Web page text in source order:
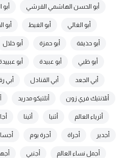
أبو الحسن الهاشمي القرشي
أبو الغالي أبو الغيط أبو
أبو حذيفة أبو حمزة أبو خلال
أبو ظبي أبو عبيدة أبو
أبي الجعد أبي القنادل أبي
أتلانتيك فري زون أتلتيكو مدريد
أثرياء العالم أثنيا أثينا
أجدير أجراة أجرة يوم
أجمل نساء العالم أجنبي